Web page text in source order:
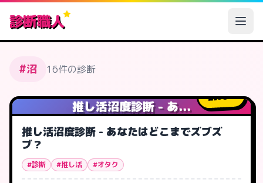
診断職人
#沼 16件の診断
推し活沼度診断 - あ...
38人
推し活沼度診断 - あなたはどこまでズブズ
ブ？
#診断 #推し活 #オタク